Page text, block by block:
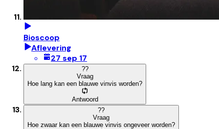
Bioscoop
Aflevering
27 sep 17
??
Vraag
Hoe lang kan een blauwe vinvis worden?
Antwoord
??
Vraag
Hoe zwaar kan een blauwe vinvis ongeveer worden?